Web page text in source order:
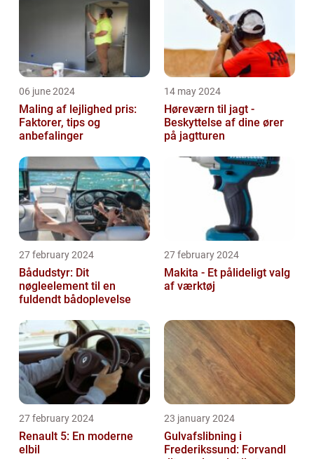
06 june 2024
Maling af lejlighed pris:
Faktorer, tips og
anbefalinger
14 may 2024
Høreværn til jagt -
Beskyttelse af dine ører
på jagtturen
27 february 2024
Bådudstyr: Dit
nøgleelement til en
fuldendt bådoplevelse
27 february 2024
Makita - Et pålideligt valg
af værktøj
27 february 2024
Renault 5: En moderne
elbil
23 january 2024
Gulvafslibning i
Frederikssund: Forvandl